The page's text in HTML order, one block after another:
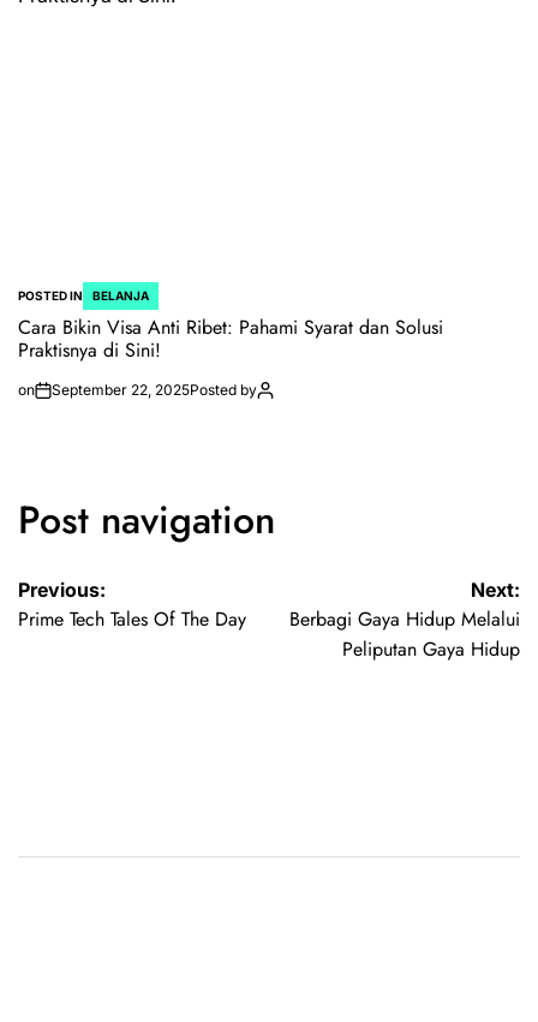
POSTED IN BELANJA
Cara Bikin Visa Anti Ribet: Pahami Syarat dan Solusi
Praktisnya di Sini!
on September 22, 2025Posted by
Post navigation
Previous:
Prime Tech Tales Of The Day
Next:
Berbagi Gaya Hidup Melalui
Peliputan Gaya Hidup